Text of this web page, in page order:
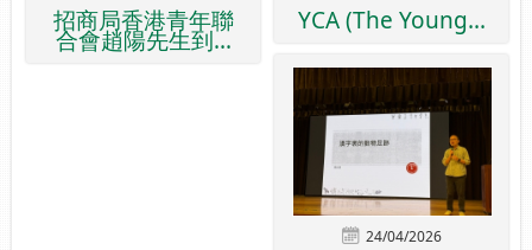
招商局香港青年聯
合會趙陽先生到...
YCA (The Young...
24/04/2026